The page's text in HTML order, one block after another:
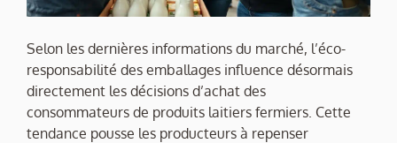
Selon les dernières informations du marché, l’éco-
responsabilité des emballages influence désormais
directement les décisions d’achat des
consommateurs de produits laitiers fermiers. Cette
tendance pousse les producteurs à repenser